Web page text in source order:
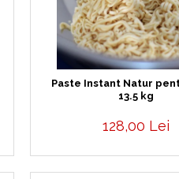
Paste Instant Natur
13.5 kg
128,00 Lei